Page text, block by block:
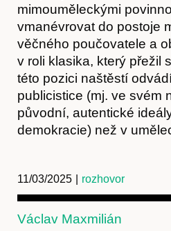
mimouměleckými
vmanévrovat do postoje
věčného poučovatele a
v roli klasika, který přežil
této pozici naštěstí
publicistice (mj. ve svém
původní, autentické
demokracie) než v
11/03/2025 rozhovor
Václav Maxmilián